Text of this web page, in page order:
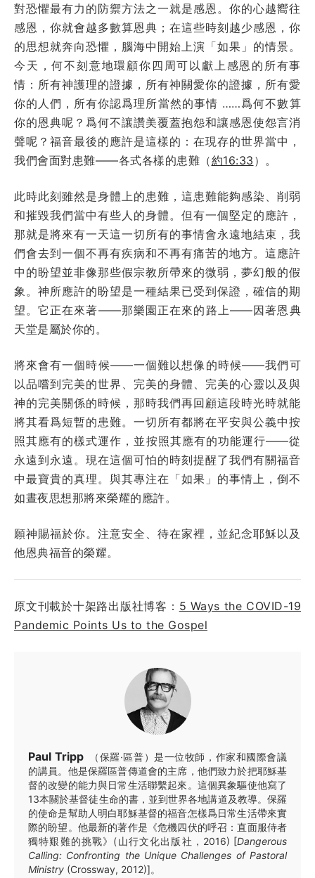
對恐懼最有力的防禦方法之一就是感恩。你的心越嚮往
感恩，你就會越多數算恩典；在這些時刻越少感恩，你
的思想就奔向恐懼，腦海中開始上演「如果」的情景。
今天，何不刻意地環顧你四周可以獻上感恩的所有事
情：所有神護理的證據，所有神關愛你的證據，所有愛
你的人們，所有你認爲理所當然的事情 ……爲何不數算
你的恩典呢？爲何不讓讚美覆蓋抱怨和讓感恩使怨言消
聲呢？福音最後的應許是這樣的：在現存的世界當中，
我們會面對患難——各式各樣的患難（約16:33 ）。
此時此刻雖然是身體上的患難，這患難能夠感染、削弱
和摧毀我們當中有些人的身體。但有一個堅定的應許，
那就是將來有一天這一切所有的事情會永遠地結束，我
們會去到一個不再有疾病和不再有痛苦的地方。這應許
中的盼望並非像那些假宗教所帶來的微弱，夢幻般的假
象。神所應許的盼望是一種結果已受到保證，確信的期
望。它正在來著——那樂園正在來的路上——因著恩典
天堂是屬於你的。
將來會有一個時候——一個難以想像的時候——我們可
以品嚐到完美的世界、完美的身體、完美的心靈以及與
神的完美關係的時候，那時我們再回顧這段時光時就能
將其看爲短暫的患難。一切所有都將在平安與公義中按
照其應有的樣式運作，並按照其應有的功能運行——從
永遠到永遠。現在這個可怕的時刻提醒了我們有關福音
中最寶貴的真理。與其專注在「如果」的事情上，倒不
如晝夜思想那將來榮耀的應許。
願神賜福於你。注意安全、待在家裡，並紀念耶穌以及
他恩典福音的榮耀。
原文刊載於十架路出版社博客： 5 Ways the COVID-19
Pandemic Points Us to the Gospel
Paul Tripp
（保羅·區普）是一位牧師，作家和國際會議
的講員。他是保羅區普傳道會的主席，他們致力於把耶穌基
督的改變的能力與日常生活聯繫起來。這個異象驅使他寫了
13本關於基督徒生命的書，並到世界各地講道及教導。保羅
的使命是幫助人明白耶穌基督的福音怎樣爲日常生活帶來實
際的盼望。他最新的著作是《危機四伏的呼召：直面服侍者
獨特艱難的挑戰》(山行文化出版社，2016) [Dangerous
Calling: Confronting the Unique Challenges of Pastoral
Ministry (Crossway, 2012)]。